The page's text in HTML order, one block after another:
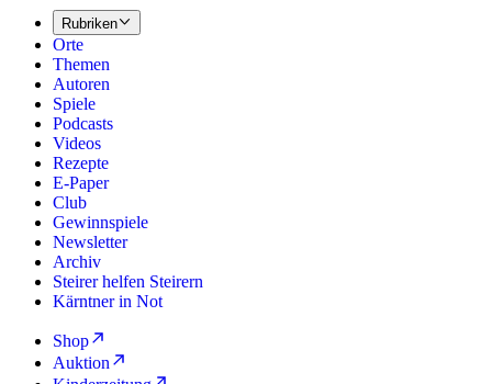
Rubriken
Orte
Themen
Autoren
Spiele
Podcasts
Videos
Rezepte
E-Paper
Club
Gewinnspiele
Newsletter
Archiv
Steirer helfen Steirern
Kärntner in Not
Shop
Auktion